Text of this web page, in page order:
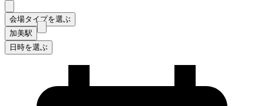
会場タイプを選ぶ
加美駅
日時を選ぶ